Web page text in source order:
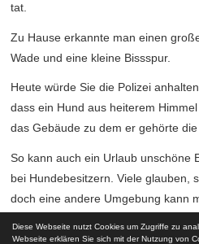
Diese Webseite nutzt Cookies um Zugriffe zu
Webseite erklären Sie sich mit der Nutzung von
tat.
Zu Hause erkannte man einen
Wade und eine kleine Bissspur.
Heute würde Sie die Polizei
dass ein Hund aus heiterem
das Gebäude zu dem er gehörte
So kann auch ein Urlaub unschöne
bei Hundebesitzern. Viele glauben,
doch eine andere Umgebung kann
sollten Sie ihren hund lieber